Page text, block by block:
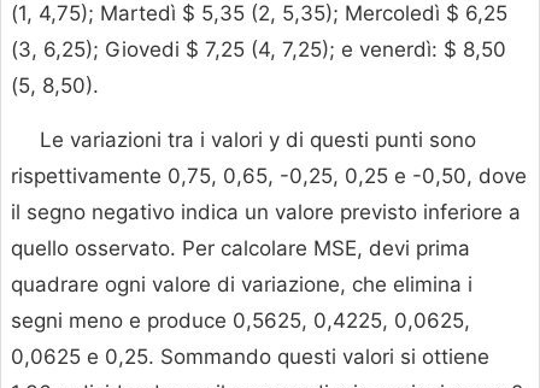
(1, 4,75); Martedì $ 5,35 (2, 5,35); Mercoledì $ 6,25
(3, 6,25); Giovedi $ 7,25 (4, 7,25); e venerdì: $ 8,50
(5, 8,50).
Le variazioni tra i valori y di questi punti sono
rispettivamente 0,75, 0,65, -0,25, 0,25 e -0,50, dove
il segno negativo indica un valore previsto inferiore a
quello osservato. Per calcolare MSE, devi prima
quadrare ogni valore di variazione, che elimina i
segni meno e produce 0,5625, 0,4225, 0,0625,
0,0625 e 0,25. Sommando questi valori si ottiene